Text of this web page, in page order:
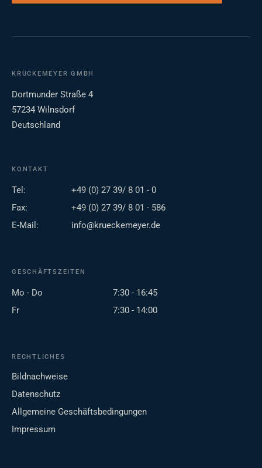
KRÜCKEMEYER GMBH
Dortmunder Straße 4
57234 Wilnsdorf
Deutschland
KONTAKT
Tel:
+49 (0) 27 39/ 8 01 - 0
Fax:
+49 (0) 27 39/ 8 01 - 586
E-Mail:
info@krueckemeyer.de
GESCHÄFTSZEITEN
Mo - Do
7:30 - 16:45
Fr
7:30 - 14:00
RECHTLICHES
Bildnachweise
Datenschutz
Allgemeine Geschäftsbedingungen
Impressum